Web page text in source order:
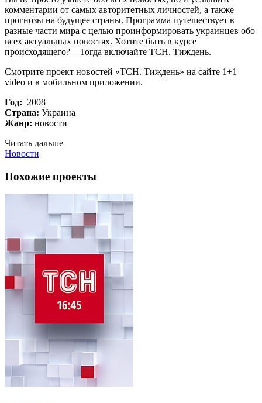
комментарии от самых авторитетных личностей, а также
прогнозы на будущее страны. Программа путешествует в
разные части мира с целью проинформировать украинцев обо
всех актуальных новостях. Хотите быть в курсе
происходящего? – Тогда включайте ТСН. Тиждень.
Смотрите проект новостей «ТСН. Тиждень» на сайте 1+1
video и в мобильном приложении.
Год: 2008
Страна: Украина
Жанр: новости
Читать дальше
Новости
Похожие проекты